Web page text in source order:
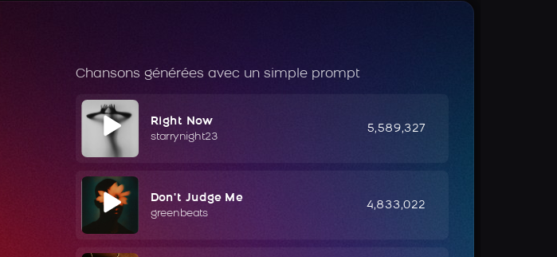
Chansons générées avec un simple prompt
Right Now
starrynight23
5,589,327
Don't Judge Me
greenbeats
4,833,022